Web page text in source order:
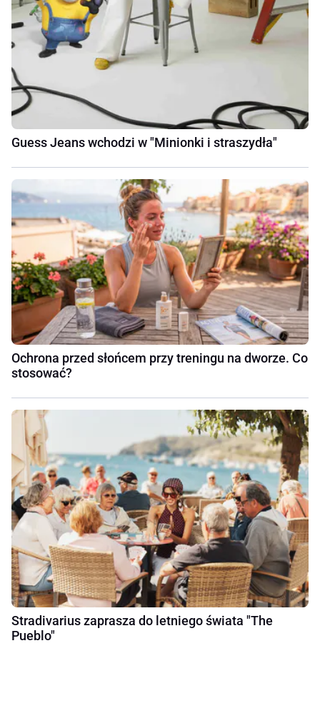
Guess Jeans wchodzi w "Minionki i straszydła"
Ochrona przed słońcem przy treningu na dworze. Co
stosować?
Stradivarius zaprasza do letniego świata "The
Pueblo"